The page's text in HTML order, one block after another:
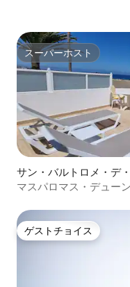
スーパーホスト
スーパーホスト
サン・バルトロメ・デ
ン・アパート
マスパロマス・デュー
ゲストチョイス
ゲストチョイス